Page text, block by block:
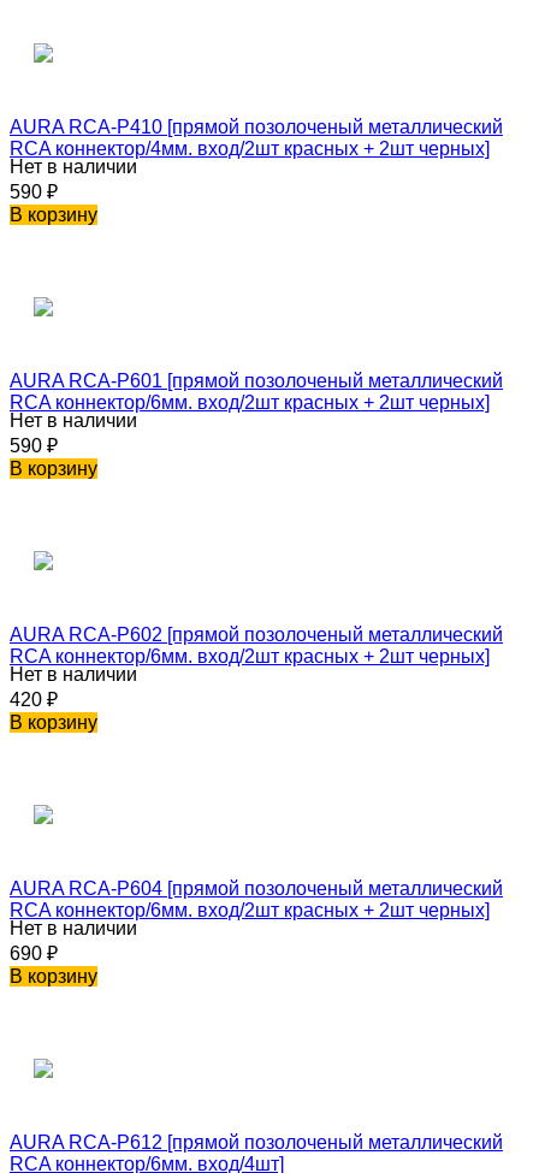
AURA RCA-P410 [прямой позолоченый металлический
RCA коннектор/4мм. вход/2шт красных + 2шт черных]
Нет в наличии
590 ₽
В корзину
AURA RCA-P601 [прямой позолоченый металлический
RCA коннектор/6мм. вход/2шт красных + 2шт черных]
Нет в наличии
590 ₽
В корзину
AURA RCA-P602 [прямой позолоченый металлический
RCA коннектор/6мм. вход/2шт красных + 2шт черных]
Нет в наличии
420 ₽
В корзину
AURA RCA-P604 [прямой позолоченый металлический
RCA коннектор/6мм. вход/2шт красных + 2шт черных]
Нет в наличии
690 ₽
В корзину
AURA RCA-P612 [прямой позолоченый металлический
RCA коннектор/6мм. вход/4шт]